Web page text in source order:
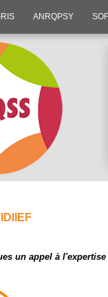
ANRQPSY
un appel à